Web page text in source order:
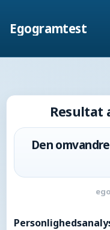
Egogramtest
Resultat
Den